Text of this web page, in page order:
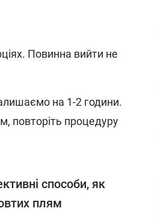
Повинна вийти не
на 1-2 години.
повторіть процедуру
способи, як
плям